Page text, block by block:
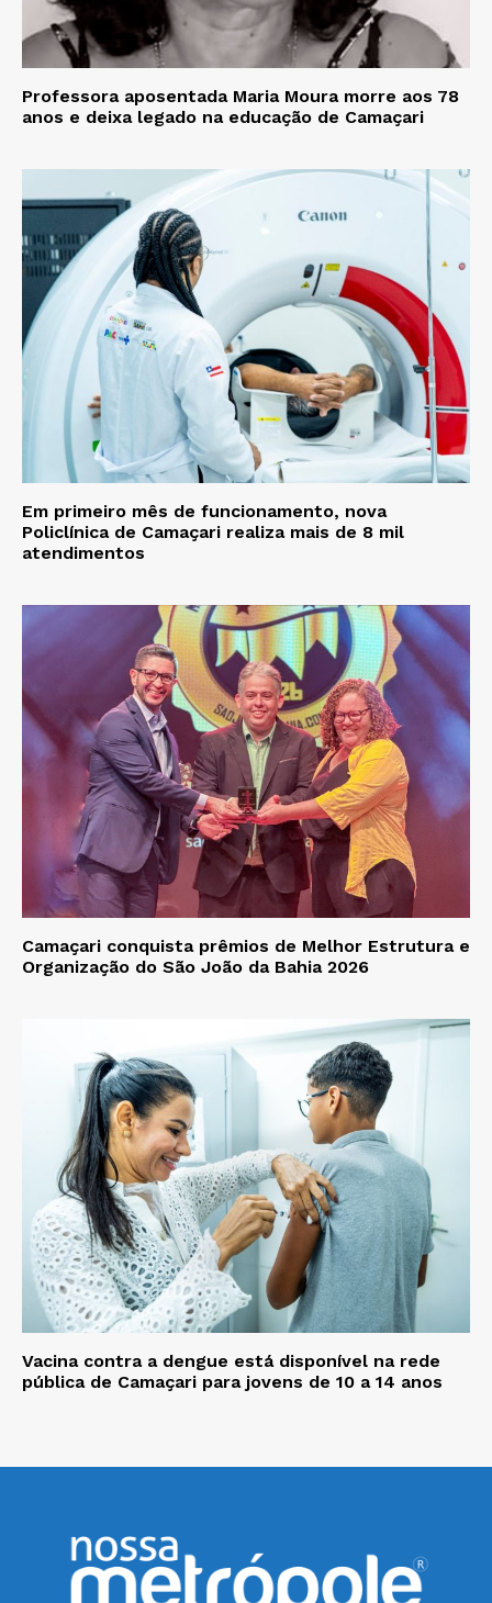
Professora aposentada Maria Moura morre aos 78
anos e deixa legado na educação de Camaçari
Em primeiro mês de funcionamento, nova
Policlínica de Camaçari realiza mais de 8 mil
atendimentos
Camaçari conquista prêmios de Melhor Estrutura e
Organização do São João da Bahia 2026
Vacina contra a dengue está disponível na rede
pública de Camaçari para jovens de 10 a 14 anos